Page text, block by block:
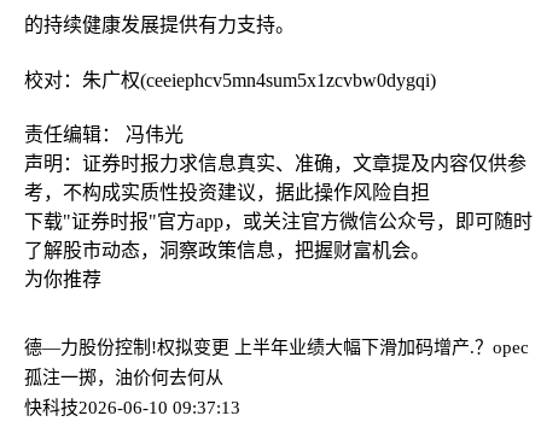
的持续健康发展提供有力支持。
校对：朱广权(ceeiephcv5mn4sum5x1zcvbw0dygqi)
责任编辑： 冯伟光
声明：证券时报力求信息真实、准确，文章提及内容仅供参
考，不构成实质性投资建议，据此操作风险自担
下载"证券时报"官方app，或关注官方微信公众号，即可随时
了解股市动态，洞察政策信息，把握财富机会。
为你推荐
德—力股份控制!权拟变更 上半年业绩大幅下滑加码增产.？opec
孤注一掷，油价何去何从
快科技2026-06-10 09:37:13